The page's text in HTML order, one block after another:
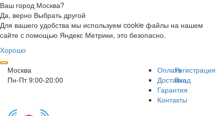
Ваш город Москва?
Да, верно Выбрать другой
Для вашего удобства мы используем cookie файлы на нашем
сайте с помощью Яндекс Метрики, это безопасно.
Хорошо
Москва
Пн-Пт 9:00-20:00
Оплата
Доставка
Гарантия
Контакты
Регистрация
Вход